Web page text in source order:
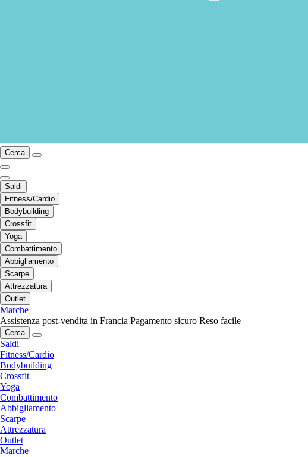
Cerca
Saldi
Fitness/Cardio
Bodybuilding
Crossfit
Yoga
Combattimento
Abbigliamento
Scarpe
Attrezzatura
Outlet
Marche
Assistenza post-vendita in Francia Pagamento sicuro Reso facile
Cerca
Saldi
Fitness/Cardio
Bodybuilding
Crossfit
Yoga
Combattimento
Abbigliamento
Scarpe
Attrezzatura
Outlet
Marche